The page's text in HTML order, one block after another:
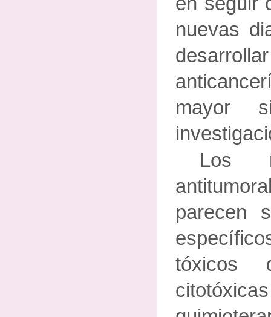
nuevas
mayor
Los
parecen
tóxicos